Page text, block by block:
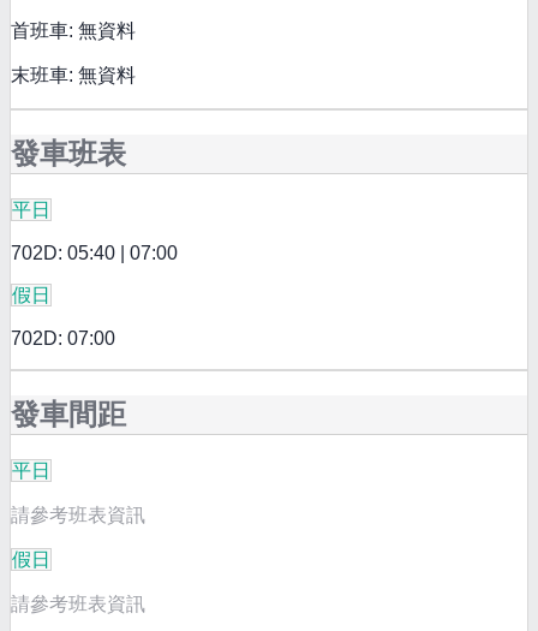
首班車: 無資料
末班車: 無資料
發車班表
平日
702D: 05:40 | 07:00
假日
702D: 07:00
發車間距
平日
請參考班表資訊
假日
請參考班表資訊